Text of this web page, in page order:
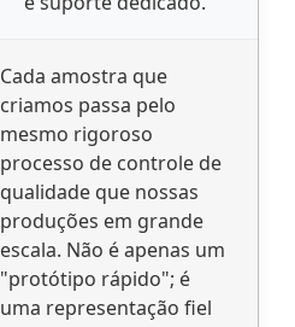
Cada amostra que
criamos passa pelo
mesmo rigoroso
processo de controle de
qualidade que nossas
produções em grande
escala. Não é apenas um
"protótipo rápido"; é
uma representação fiel